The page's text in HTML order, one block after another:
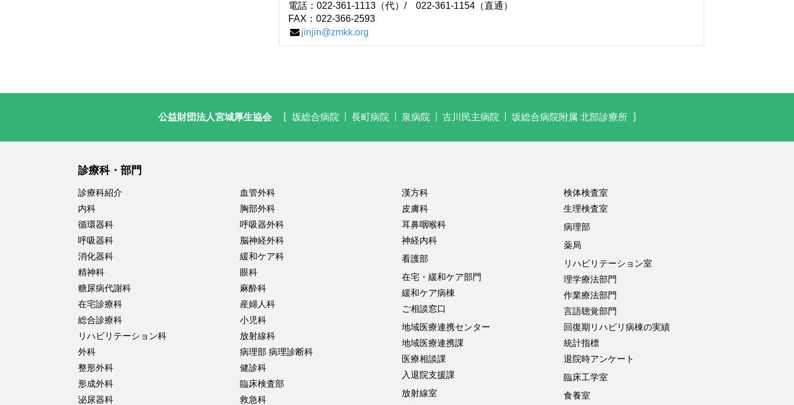
電話：022-361-1113（代）/ 022-361-1154（直通）
FAX：022-366-2593
jinjin@zmkk.org
公益財団法人宮城厚生協会 坂総合病院 長町病院 泉病院 古川民主病院 坂総合病院附属 北部診療所
診療科・部門
診療科紹介
内科
循環器科
呼吸器科
消化器科
精神科
糖尿病代謝科
在宅診療科
総合診療科
リハビリテーション科
外科
整形外科
形成外科
泌尿器科
血管外科
胸部外科
呼吸器外科
脳神経外科
緩和ケア科
眼科
麻酔科
産婦人科
小児科
放射線科
病理部 病理診断科
健診科
臨床検査部
救急科
漢方科
皮膚科
耳鼻咽喉科
神経内科
看護部
在宅・緩和ケア部門
緩和ケア病棟
ご相談窓口
地域医療連携センター
地域医療連携課
医療相談課
入退院支援課
放射線室
検体検査室
生理検査室
病理部
薬局
リハビリテーション室
理学療法部門
作業療法部門
言語聴覚部門
回復期リハビリ病棟の実績
統計指標
退院時アンケート
臨床工学室
食養室